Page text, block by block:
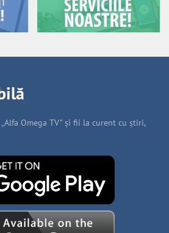
Omega TV” și fii la curent cu știri,